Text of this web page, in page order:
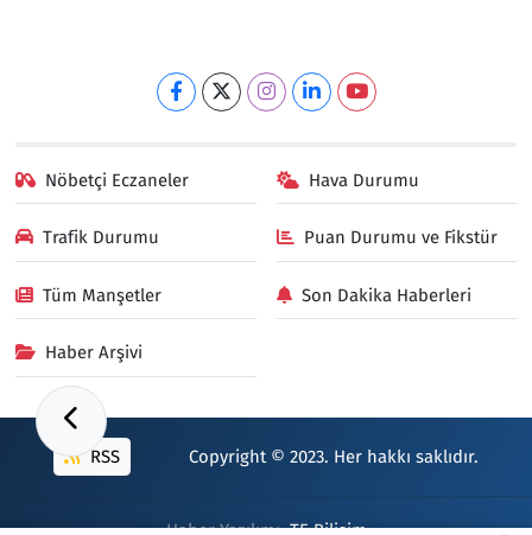
Nöbetçi Eczaneler Hava Durumu
Trafik Durumu Puan Durumu ve Fikstür
Tüm Manşetler Son Dakika Haberleri
Haber Arşivi
RSS Copyright © 2023. Her hakkı saklıdır.
Haber Yazılımı:TE Bilişim